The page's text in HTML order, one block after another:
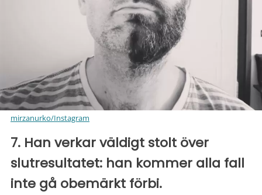
mirzanurko/Instagram
7. Han verkar väldigt stolt över
slutresultatet: han kommer alla fall
inte gå obemärkt förbi.